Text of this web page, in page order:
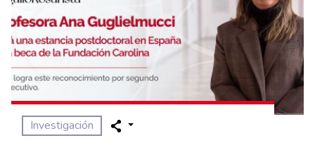
Investigación